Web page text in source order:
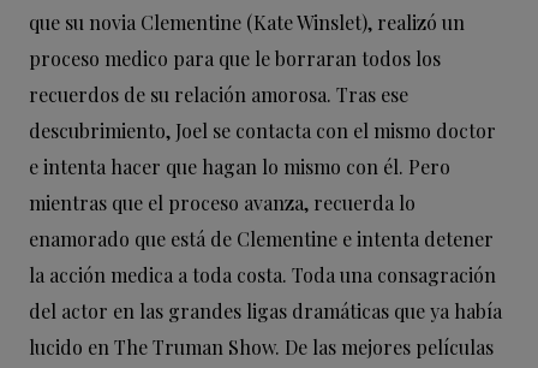
que su novia Clementine (Kate Winslet), realizó un
proceso medico para que le borraran todos los
recuerdos de su relación amorosa. Tras ese
descubrimiento, Joel se contacta con el mismo doctor
e intenta hacer que hagan lo mismo con él. Pero
mientras que el proceso avanza, recuerda lo
enamorado que está de Clementine e intenta detener
la acción medica a toda costa. Toda una consagración
del actor en las grandes ligas dramáticas que ya había
lucido en The Truman Show. De las mejores películas